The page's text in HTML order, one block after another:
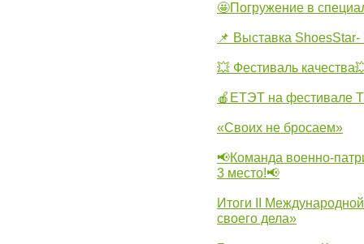
🤩Погружение в
📌 Выставка ShoesStar-
💥 Фестиваль
🍎ЕТЭТ на фестивале
«Своих не бросаем»
📢Команда военно-
3 место!📢
Итоги II
своего дела»